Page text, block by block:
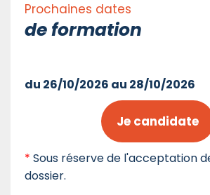
Prochaines dates
de formation
du 26/10/2026 au 28/10/2026
Je candidate
* Sous réserve de l'acceptation
dossier.